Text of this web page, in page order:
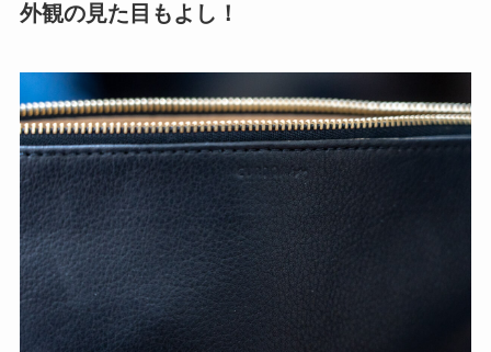
外観の見た目もよし！